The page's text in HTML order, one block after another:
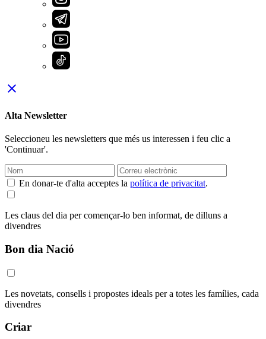
close
Alta Newsletter
Seleccioneu les newsletters que més us interessen i feu clic a
'Continuar'.
En donar-te d'alta acceptes la política de privacitat.
Les claus del dia per començar-lo ben informat, de dilluns a
divendres
Bon dia Nació
Les novetats, consells i propostes ideals per a totes les famílies, cada
divendres
Criar